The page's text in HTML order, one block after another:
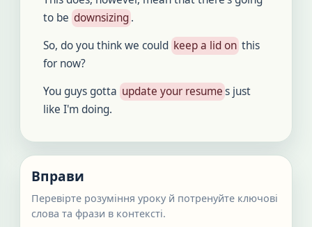
to be downsizing.
So, do you think we could keep a lid on this
for now?
You guys gotta update your resumes just
like I'm doing.
Вправи
Перевірте розуміння уроку й потренуйте ключові
слова та фрази в контексті.